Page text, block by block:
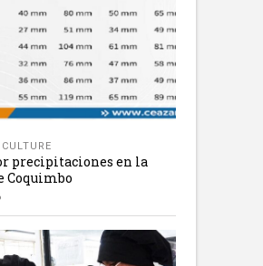
CULTURE
precipitaciones en la
Coquimbo